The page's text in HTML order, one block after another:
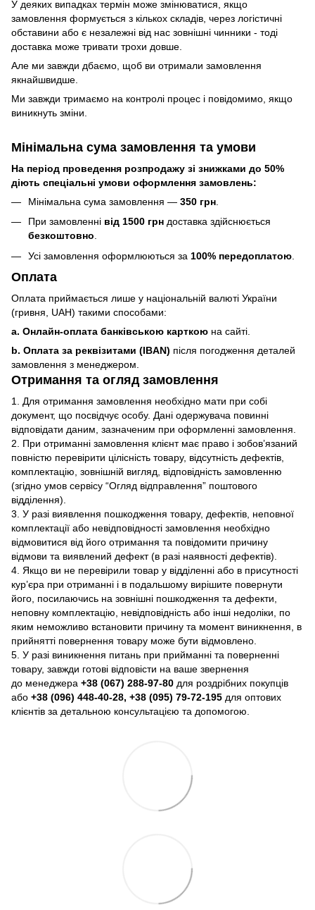
У деяких випадках термін може змінюватися, якщо
замовлення формується з кількох складів, через логістичні
обставини або є незалежні від нас зовнішні чинники - тоді
доставка може тривати трохи довше.
Але ми завжди дбаємо, щоб ви отримали замовлення
якнайшвидше.
Ми завжди тримаємо на контролі процес і повідомимо, якщо
виникнуть зміни.
Мінімальна сума замовлення та умови
На період проведення розпродажу зі знижками до 50%
діють спеціальні умови оформлення замовлень:
Мінімальна сума замовлення — 350 грн
При замовленні від 1500 грн доставка здійснюється
безкоштовно.
Усі замовлення оформлюються за 100% передоплатою
Оплата
Оплата приймається лише у національній валюті України
(гривня, UAH) такими способами:
a. Онлайн-оплата банківською карткою на сайті.
b. Оплата за реквізитами (IBAN) після погодження деталей
замовлення з менеджером.
Отримання та огляд замовлення
1. Для отримання замовлення необхідно мати при собі
документ, що посвідчує особу. Дані одержувача повинні
відповідати даним, зазначеним при оформленні замовлення.
2. При отриманні замовлення клієнт має право і зобов’язаний
повністю перевірити цілісність товару, відсутність дефектів,
комплектацію, зовнішній вигляд, відповідність замовленню
(згідно умов сервісу “Огляд відправлення” поштового
відділення).
3. У разі виявлення пошкодження товару, дефектів, неповної
комплектації або невідповідності замовлення необхідно
відмовитися від його отримання та повідомити причину
відмови та виявлений дефект (в разі наявності дефектів).
4. Якщо ви не перевірили товар у відділенні або в присутності
кур’єра при отриманні і в подальшому вирішите повернути
його, посилаючись на зовнішні пошкодження та дефекти,
неповну комплектацію, невідповідність або інші недоліки, по
яким неможливо встановити причину та момент виникнення, в
прийнятті повернення товару може бути відмовлено.
5. У разі виникнення питань при прийманні та поверненні
товару, завжди готові відповісти на ваше звернення
до менеджера +38 (067) 288-97-80 для роздрібних покупців
або +38 (096) 448-40-28, +38 (095) 79-72-195 для оптових
клієнтів за детальною консультацією та допомогою.